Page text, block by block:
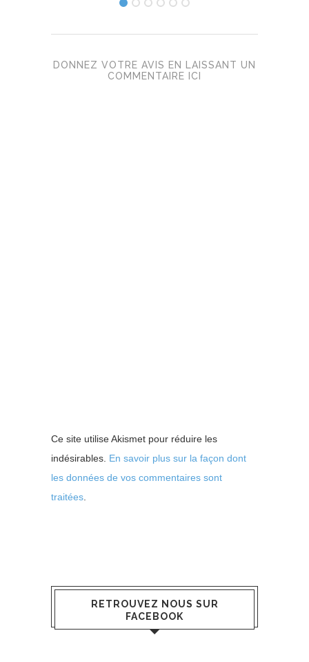
DONNEZ VOTRE AVIS EN LAISSANT UN
COMMENTAIRE ICI
Ce site utilise Akismet pour réduire les
indésirables. En savoir plus sur la façon dont
les données de vos commentaires sont
traitées.
RETROUVEZ NOUS SUR
FACEBOOK